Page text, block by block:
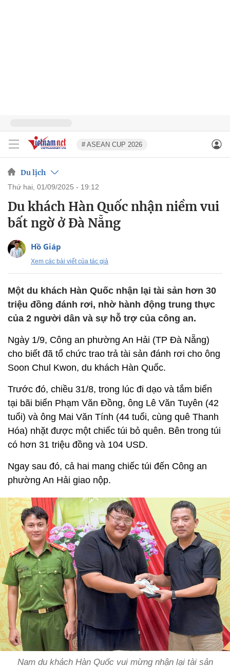
# ASEAN CUP 2026
Du lịch
thứ hai, 01/09/2025 - 19:12
Du khách Hàn Quốc nhận niềm vui
bất ngờ ở Đà Nẵng
Hồ Giáp
Xem các bài viết của tác giả
Một du khách Hàn Quốc nhận lại tài sản hơn 30
triệu đồng đánh rơi, nhờ hành động trung thực
của 2 người dân và sự hỗ trợ của công an.
Ngày 1/9, Công an phường An Hải (TP Đà Nẵng)
cho biết đã tổ chức trao trả tài sản đánh rơi cho ông
Soon Chul Kwon, du khách Hàn Quốc.
Trước đó, chiều 31/8, trong lúc đi dạo và tắm biển
tại bãi biển Phạm Văn Đồng, ông Lê Văn Tuyên (42
tuổi) và ông Mai Văn Tính (44 tuổi, cùng quê Thanh
Hóa) nhặt được một chiếc túi bỏ quên. Bên trong túi
có hơn 31 triệu đồng và 104 USD.
Ngay sau đó, cả hai mang chiếc túi đến Công an
phường An Hải giao nộp.
Nam du khách Hàn Quốc vui mừng nhận lại tài sản